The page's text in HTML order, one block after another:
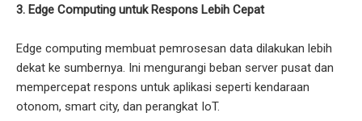
3. Edge Computing untuk Respons Lebih Cepat
Edge computing membuat pemrosesan data dilakukan lebih
dekat ke sumbernya. Ini mengurangi beban server pusat dan
mempercepat respons untuk aplikasi seperti kendaraan
otonom, smart city, dan perangkat IoT.